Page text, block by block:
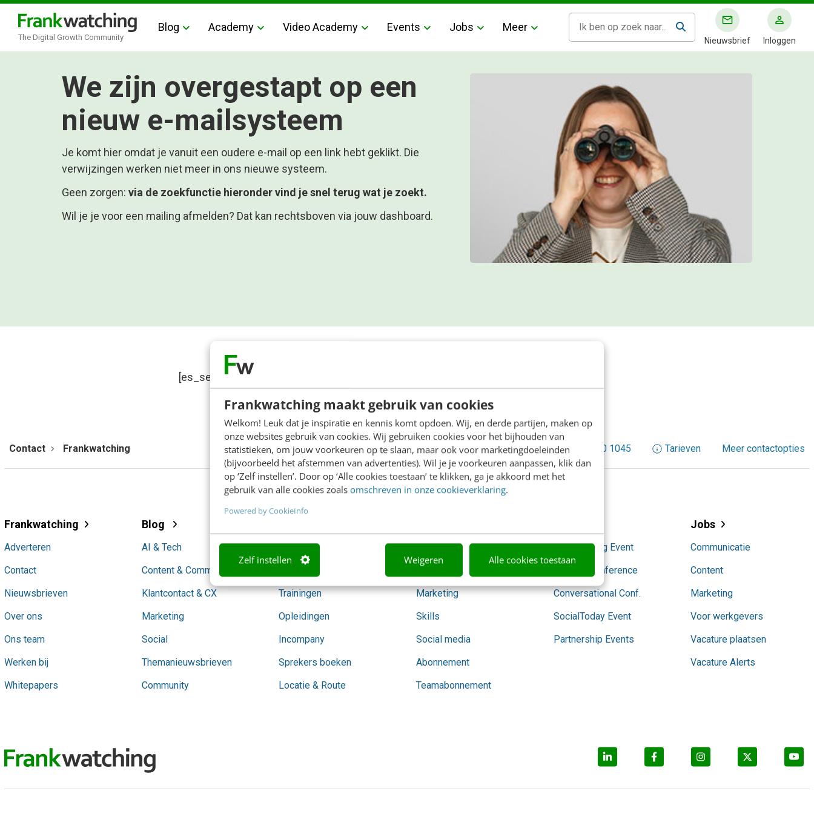
Frankwatching maakt gebruik van cookies
Welkom! Leuk dat je inspiratie en kennis komt opdoen. Wij, en derde partijen, maken op
onze websites gebruik van cookies. Wij gebruiken cookies voor het bijhouden van
statistieken, om jouw voorkeuren op te slaan, maar ook voor marketingdoeleinden
(bijvoorbeeld het afstemmen van advertenties). Wil je je voorkeuren aanpassen, klik dan
op ‘Zelf instellen’. Door op ‘Alle cookies toestaan’ te klikken, ga je akkoord met het
gebruik van alle cookies zoals omschreven in onze cookieverklaring.
Powered by CookieInfo
Zelf instellen Weigeren Alle cookies toestaan
The Digital Growth Community
Blog Academy Video Academy Events Jobs Meer
Nieuwsbrief Inloggen
We zijn overgestapt op een
nieuw e-mailsysteem
Je komt hier omdat je vanuit een oudere e-mail op een link hebt geklikt. Die
verwijzingen werken niet meer in ons nieuwe systeem.
Geen zorgen: via de zoekfunctie hieronder vind je snel terug wat je zoekt.
Wil je je voor een mailing afmelden? Dat kan rechtsboven via jouw dashboard.
[es_search_box title=”Zoek het artikel” placeholder=”Waar ben je naar op zoek?”]
Contact Frankwatching redactie@frankwatching.com +31 30 200 1045 Tarieven Meer contactopties
Frankwatching
Adverteren
Contact
Nieuwsbrieven
Over ons
Ons team
Werken bij
Whitepapers
Blog
AI & Tech
Content & Communicatie
Klantcontact & CX
Marketing
Social
Themanieuwsbrieven
Community
Agenda
Trainingen
Opleidingen
Incompany
Sprekers boeken
Locatie & Route
AI
Marketing
Skills
Social media
Abonnement
Teamabonnement
AI Marketing Event
Content Conference
Conversational Conf.
SocialToday Event
Partnership Events
Jobs
Communicatie
Content
Marketing
Voor werkgevers
Vacature plaatsen
Vacature Alerts